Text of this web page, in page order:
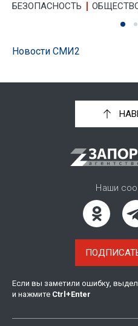
БЕЗОПАСНОСТЬ
Новости СМИ2
Наши
Если вы заметили ошибку,
и нажмите Ctrl +Enter